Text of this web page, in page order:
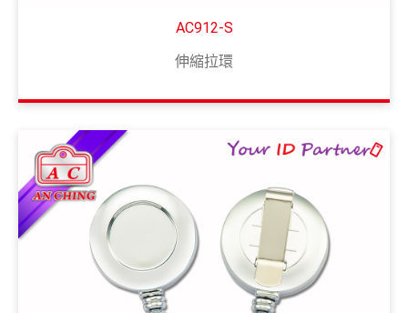
AC912-S
伸縮拉環